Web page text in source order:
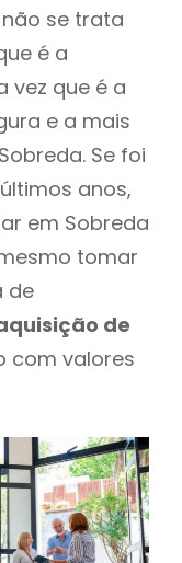
se trata
é a
vez que é a
e a mais
Se foi
anos,
em Sobreda
tomar
de
de
com valores